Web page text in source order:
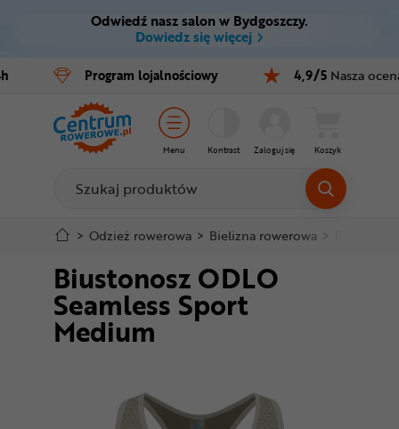
Ctrl M
Menu główne
Informacje o produkcie
Do koszyka
Szczegółowe informacje
Stopka
Mapa strony
Odwiedź nasz salon w Bydgoszczy.
Dowiedz się więcej
Program lojalnościowy 4,9/5 Nasza
Menu Kontrast Zaloguj się Koszyk
Rowery
E-bike
Części
Akcesoria
Odzież
Kaski
Buty
Odżywki
> Odzież rowerowa > Bielizna rowerowa >
Biustonosz ODLO
Seamless Sport
Medium